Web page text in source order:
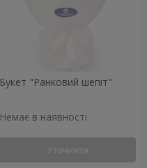
Букет "Ранковий шепіт"
Немає в наявності
Уточнити